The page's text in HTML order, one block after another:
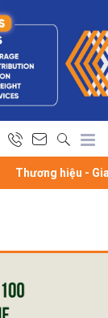
Thương hiệu -